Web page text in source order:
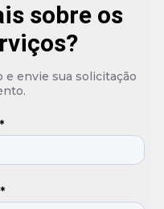
sobre os
e envie sua solicitação
*
*